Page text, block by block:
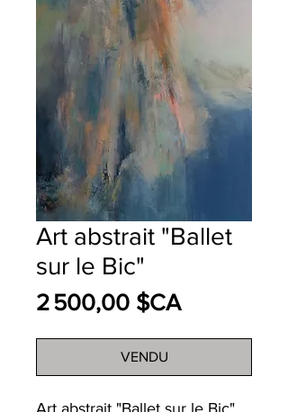
Art abstrait "Ballet
sur le Bic"
2 500,00 $CAPrix
VENDU
Art abstrait "Ballet sur le Bic"